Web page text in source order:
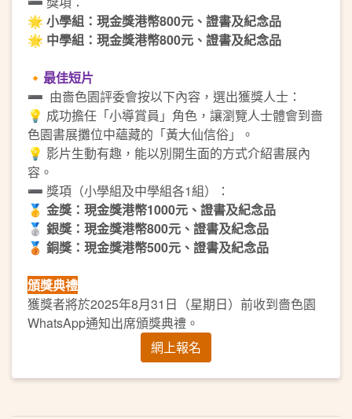
🌟 小學組：現金獎港幣800元、證書及紀念品
🌟 中學組：現金獎港幣800元、證書及紀念品
🔸 最佳短片
➖ 由嗇色園評委會按以下內容，選出獲獎人士：
💡 成功擔任「小導賞員」角色，讓瀏覽人士體會到嗇
色園書展攤位中蘊藏的「黃大仙信俗」。
💡 影片生動有趣，能以別開生面的方式介紹書展內
容。
➖ 獎項（小學組及中學組各1組）：
🥇 金獎：現金獎港幣1000元、證書及紀念品
🥈 銀獎：現金獎港幣800元、證書及紀念品
🥉 銅獎：現金獎港幣500元、證書及紀念品
頒獎典禮
獲獎者將於2025年8月31日（星期日）前收到嗇色園
WhatsApp通知出席頒獎典禮。
網上報名